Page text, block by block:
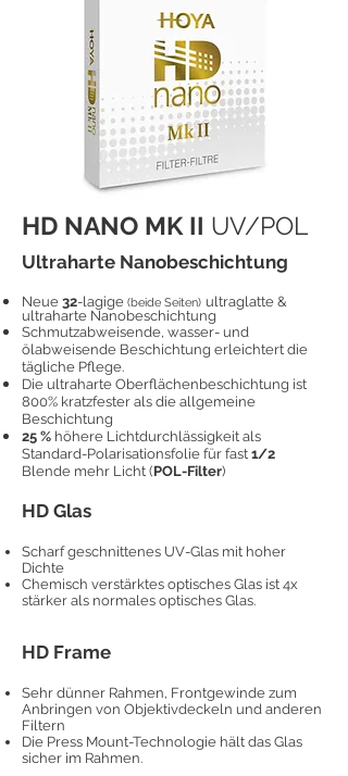
HD NANO MK II UV/POL
Ultraharte Nanobeschichtung
Neue 32-lagige (beide Seiten) ultraglatte &
ultraharte Nanobeschichtung
Schmutzabweisende, wasser- und
ölabweisende Beschichtung erleichtert die
tägliche Pflege.
Die ultraharte Oberflächenbeschichtung ist
800% kratzfester als die allgemeine
Beschichtung
25 % höhere Lichtdurchlässigkeit als
Standard-Polarisationsfolie für fast 1/2
Blende mehr Licht (POL-Filter)
HD Glas
Scharf geschnittenes UV-Glas mit hoher
Dichte
Chemisch verstärktes optisches Glas ist 4x
stärker als normales optisches Glas.
HD Frame
Sehr dünner Rahmen, Frontgewinde zum
Anbringen von Objektivdeckeln und anderen
Filtern
Die Press Mount-Technologie hält das Glas
sicher im Rahmen.